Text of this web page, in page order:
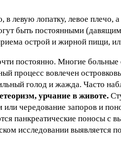
левую лопатку, левое плечо,
быть постоянными
острой и жирной пищи,
постоянно. Многие
процесс вовлечен
голод и жажда. Часто
урчание в животе.
чередование запоров и
панкреатические поносы с
исследовании выявляется